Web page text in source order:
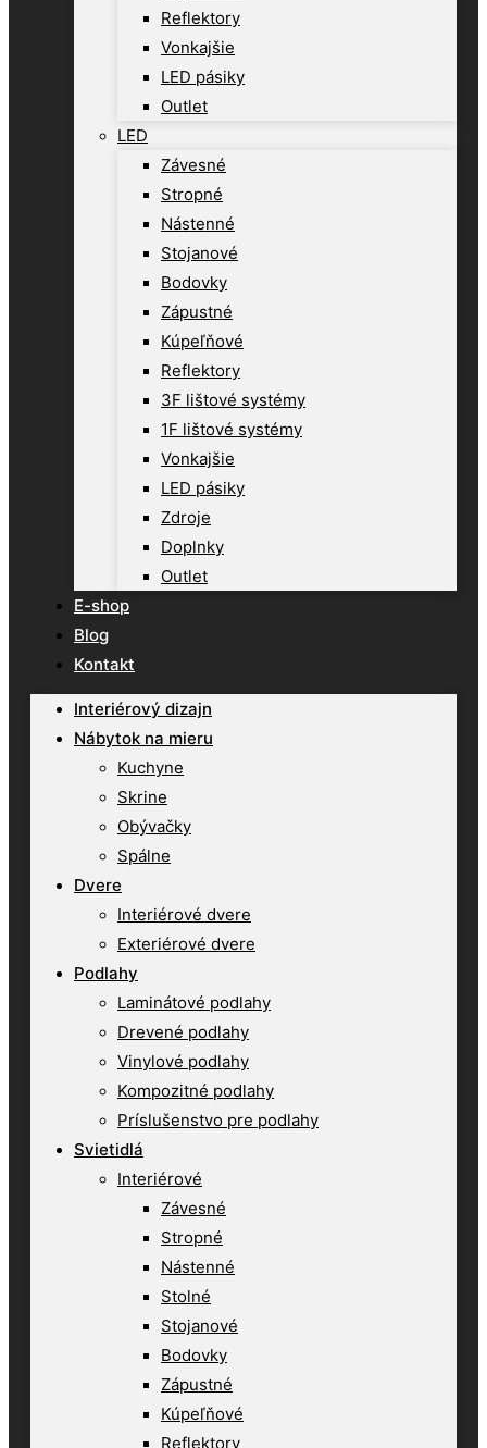
Reflektory
Vonkajšie
LED pásiky
Outlet
LED
Závesné
Stropné
Nástenné
Stojanové
Bodovky
Zápustné
Kúpeľňové
Reflektory
3F lištové systémy
1F lištové systémy
Vonkajšie
LED pásiky
Zdroje
Doplnky
Outlet
E-shop
Blog
Kontakt
Interiérový dizajn
Nábytok na mieru
Kuchyne
Skrine
Obývačky
Spálne
Dvere
Interiérové dvere
Exteriérové dvere
Podlahy
Laminátové podlahy
Drevené podlahy
Vinylové podlahy
Kompozitné podlahy
Príslušenstvo pre podlahy
Svietidlá
Interiérové
Závesné
Stropné
Nástenné
Stolné
Stojanové
Bodovky
Zápustné
Kúpeľňové
Reflektory